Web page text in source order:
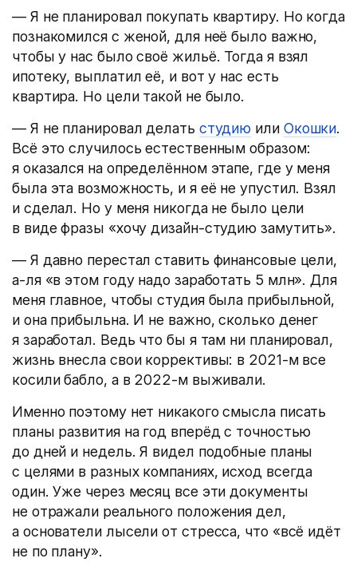
— Я не планировал покупать квартиру. Но когда
познакомился с женой, для неё было важно,
чтобы у нас было своё жильё. Тогда я взял
ипотеку, выплатил её, и вот у нас есть
квартира. Но цели такой не было.
— Я не планировал делать студию или Окошки.
Всё это случилось естественным образом:
я оказался на определённом этапе, где у меня
была эта возможность, и я её не упустил. Взял
и сделал. Но у меня никогда не было цели
в виде фразы «хочу дизайн-студию замутить».
— Я давно перестал ставить финансовые цели,
а-ля «в этом году надо заработать 5 млн». Для
меня главное, чтобы студия была прибыльной,
и она прибыльна. И не важно, сколько денег
я заработал. Ведь что бы я там ни планировал,
жизнь внесла свои коррективы: в 2021-м все
косили бабло, а в 2022-м выживали.
Именно поэтому нет никакого смысла писать
планы развития на год вперёд с точностью
до дней и недель. Я видел подобные планы
с целями в разных компаниях, исход всегда
один. Уже через месяц все эти документы
не отражали реального положения дел,
а основатели лысели от стресса, что «всё идёт
не по плану».